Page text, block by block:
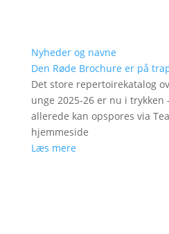
Nyheder og navne
Den Røde Brochure er på
Det store repertoirekatalog
unge 2025-26 er nu i
allerede kan opspores via
hjemmeside
Læs mere